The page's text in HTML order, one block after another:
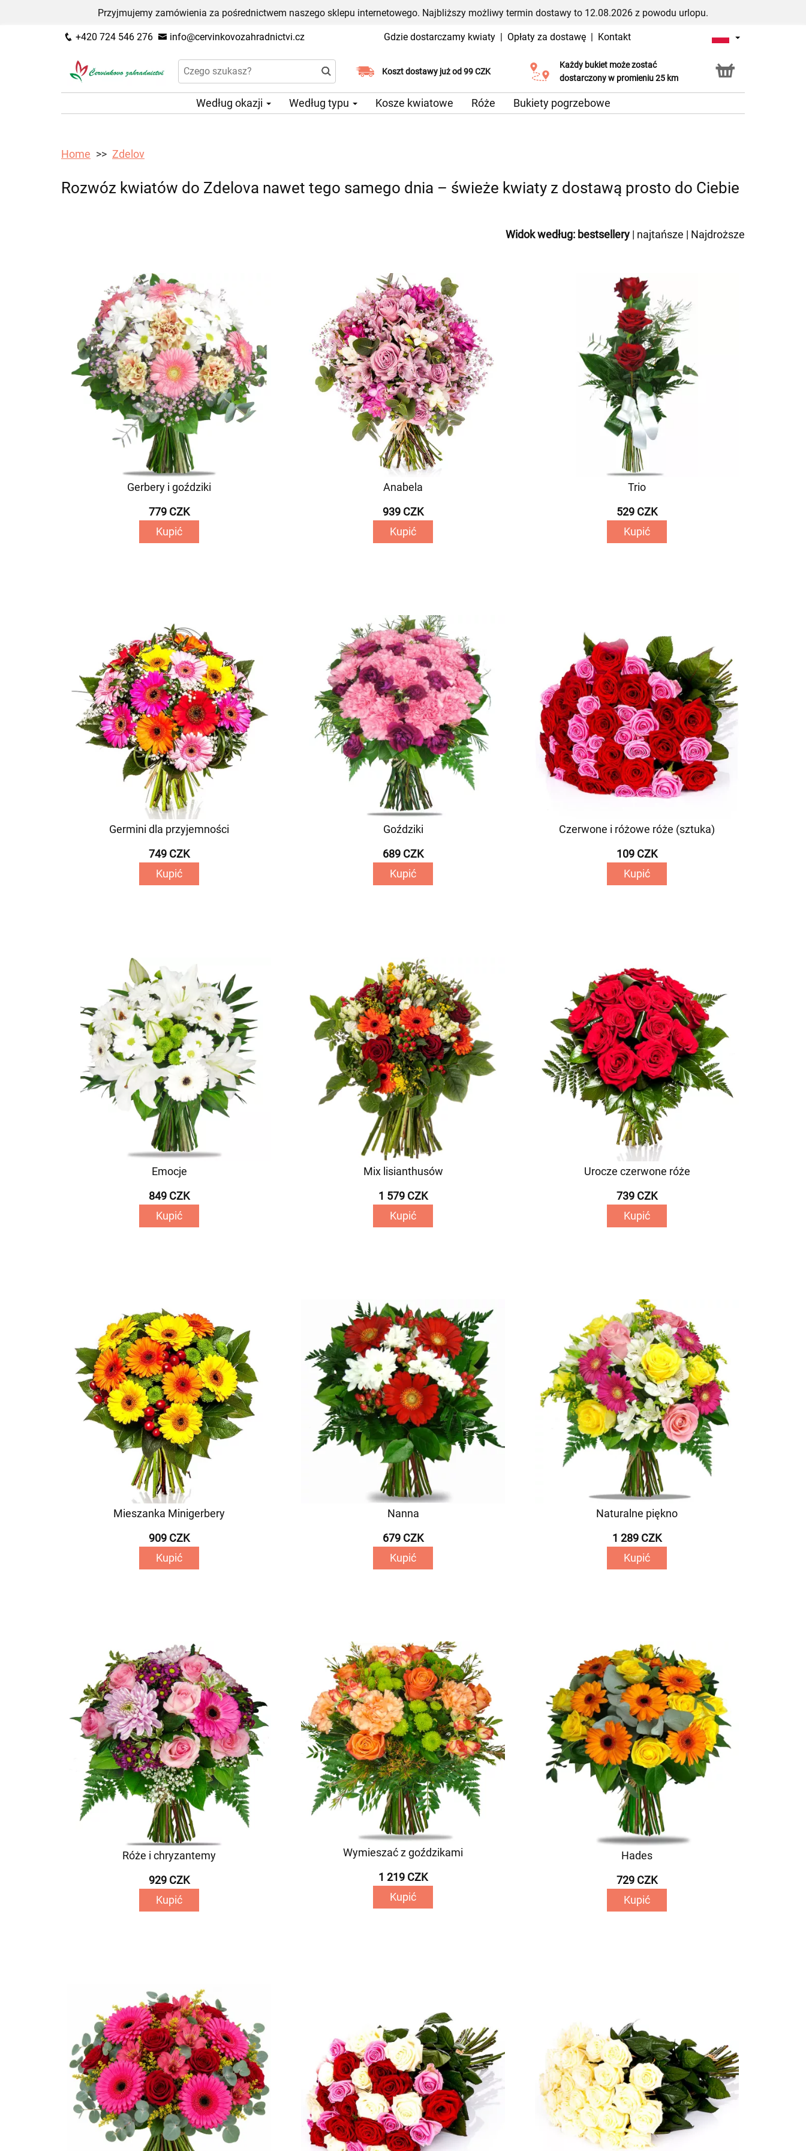
Przyjmujemy zamówienia za pośrednictwem naszego sklepu internetowego. Najbliższy możliwy termin dostawy to 12.08.2026 z powodu urlopu.
+420 724 546 276 info@cervinkovozahradnictvi.cz Gdzie dostarczamy kwiaty | Opłaty za dostawę | Kontakt
Koszt dostawy już od 99 CZK
Wybierz datę dostawy
Każdy bukiet może zostać
dostarczony w promieniu 25 km
Usługa Click & Collect
Według okazji Według typu Kosze kwiatowe Róże Bukiety pogrzebowe
Home Zdelov
Rozwóz kwiatów do Zdelova nawet tego samego dnia – świeże kwiaty z dostawą prosto do Ciebie
Widok według: bestsellery | najtańsze | Najdroższe
Gerbery i goździki
779 CZK
Kupić
Anabela
939 CZK
Kupić
Trio
529 CZK
Kupić
Germini dla przyjemności
749 CZK
Kupić
Goździki
689 CZK
Kupić
Czerwone i różowe róże (sztuka)
109 CZK
Kupić
Emocje
849 CZK
Kupić
Mix lisianthusów
1 579 CZK
Kupić
Urocze czerwone róże
739 CZK
Kupić
Mieszanka Minigerbery
909 CZK
Kupić
Nanna
679 CZK
Kupić
Naturalne piękno
1 289 CZK
Kupić
Róże i chryzantemy
929 CZK
Kupić
Wymieszać z goździkami
1 219 CZK
Kupić
Hades
729 CZK
Kupić